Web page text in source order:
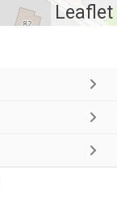
Leaflet